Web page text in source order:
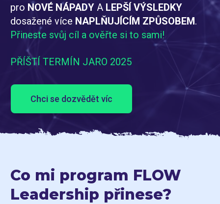
pro NOVÉ NÁPADY A LEPŠÍ VÝSLEDKY
dosažené více NAPLŇUJÍCÍM ZPŮSOBEM.
Přineste svůj cíl a ověřte si to sami!
PŘÍŠTÍ TERMÍN JARO 2025
Chci se dozvědět víc
Co mi program FLOW
Leadership přinese?